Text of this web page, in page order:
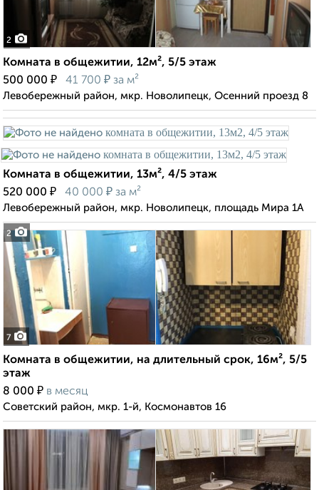
2
Комната в общежитии, 12м², 5/5 этаж
500 000 ₽ 41 700 ₽ за м²
Левобережный район, мкр. Новолипецк, Осенний проезд 8
2
Комната в общежитии, 13м², 4/5 этаж
520 000 ₽ 40 000 ₽ за м²
Левобережный район, мкр. Новолипецк, площадь Мира 1А
7
Комната в общежитии, на длительный срок, 16м², 5/5
этаж
8 000 ₽ в месяц
Советский район, мкр. 1-й, Космонавтов 16